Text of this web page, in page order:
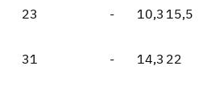
23 - 10,3 15,5
31 - 14,3 22